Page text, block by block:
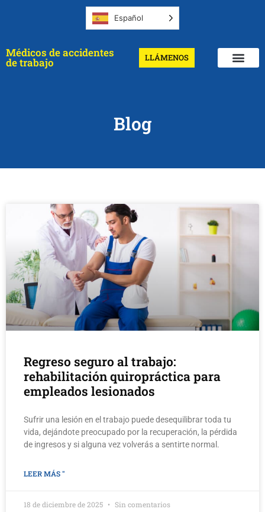
Español
Médicos de accidentes
de trabajo LLÁMENOS
Blog
Regreso seguro al trabajo:
rehabilitación quiropráctica para
empleados lesionados
Sufrir una lesión en el trabajo puede desequilibrar toda tu
vida, dejándote preocupado por la recuperación, la pérdida
de ingresos y si alguna vez volverás a sentirte normal.
LEER MÁS "
18 de diciembre de 2025 Sin comentarios